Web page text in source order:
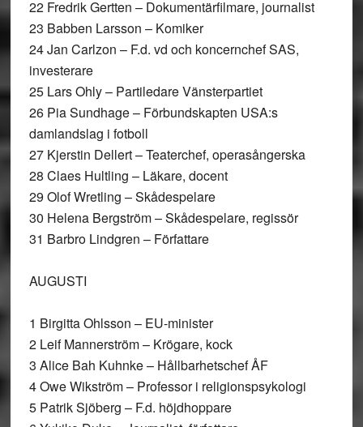
22 Fredrik Gertten – Dokumentärfilmare, journalist
23 Babben Larsson – Komiker
24 Jan Carlzon – F.d. vd och koncernchef SAS,
investerare
25 Lars Ohly – Partiledare Vänsterpartiet
26 Pia Sundhage – Förbundskapten USA:s
damlandslag i fotboll
27 Kjerstin Dellert – Teaterchef, operasångerska
28 Claes Hultling – Läkare, docent
29 Olof Wretling – Skådespelare
30 Helena Bergström – Skådespelare, regissör
31 Barbro Lindgren – Författare
AUGUSTI
1 Birgitta Ohlsson – EU-minister
2 Leif Mannerström – Krögare, kock
3 Alice Bah Kuhnke – Hållbarhetschef ÅF
4 Owe Wikström – Professor i religionspsykologi
5 Patrik Sjöberg – F.d. höjdhoppare